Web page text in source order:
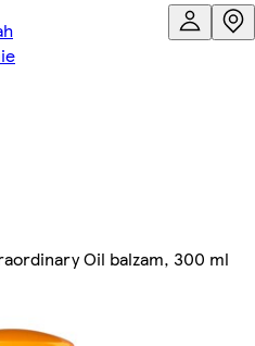
Oil balzam, 300 ml